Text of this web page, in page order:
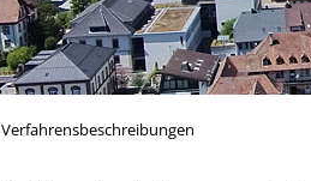
Verfahrensbeschreibungen